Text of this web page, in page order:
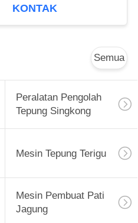
KONTAK
Semua
Peralatan Pengolah
Tepung Singkong
Mesin Tepung Terigu
Mesin Pembuat Pati
Jagung